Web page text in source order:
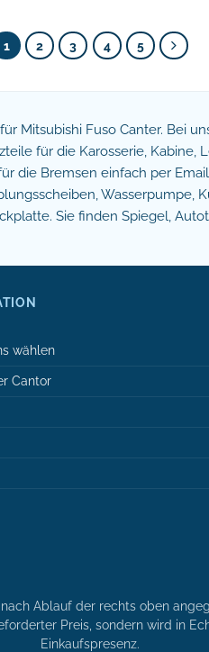
1 2 3 4 5
Mitsubishi Fuso Canter. Bei
für die Karosserie,
die Bremsen einfach per
Wasserpumpe,
Sie finden Spiegel,
wählen
Cantor
Ablauf der rechts oben
Preis, sondern wird in
Einkaufspresenz.